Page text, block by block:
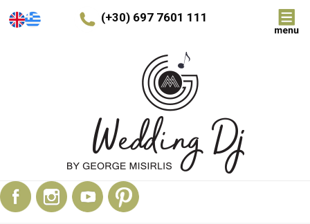
(+30) 697 7601 111